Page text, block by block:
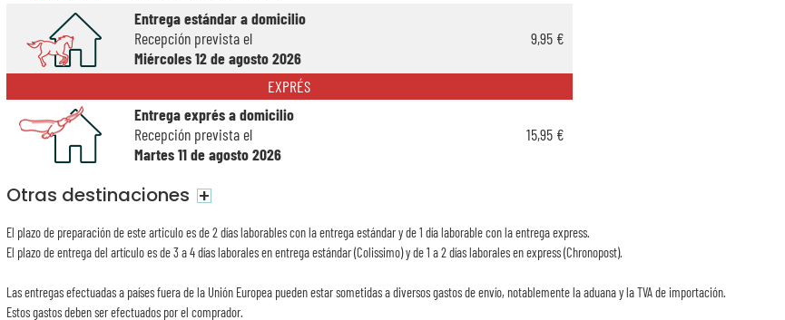
Entrega estándar a domicilio
Recepción prevista el
Miércoles 12 de agosto 2026
9,95 €
EXPRÉS
Entrega exprés a domicilio
Recepción prevista el
Martes 11 de agosto 2026
15,95 €
Otras destinaciones +
El plazo de preparación de este articulo es de 2 días laborables con la entrega estándar y de 1 día laborable con la entrega express.
El plazo de entrega del artículo es de 3 a 4 días laborales en entrega estándar (Colissimo) y de 1 a 2 días laborales en express (Chronopost).
Las entregas efectuadas a países fuera de la Unión Europea pueden estar sometidas a diversos gastos de envío, notablemente la aduana y la TVA de importación.
Estos gastos deben ser efectuados por el comprador.